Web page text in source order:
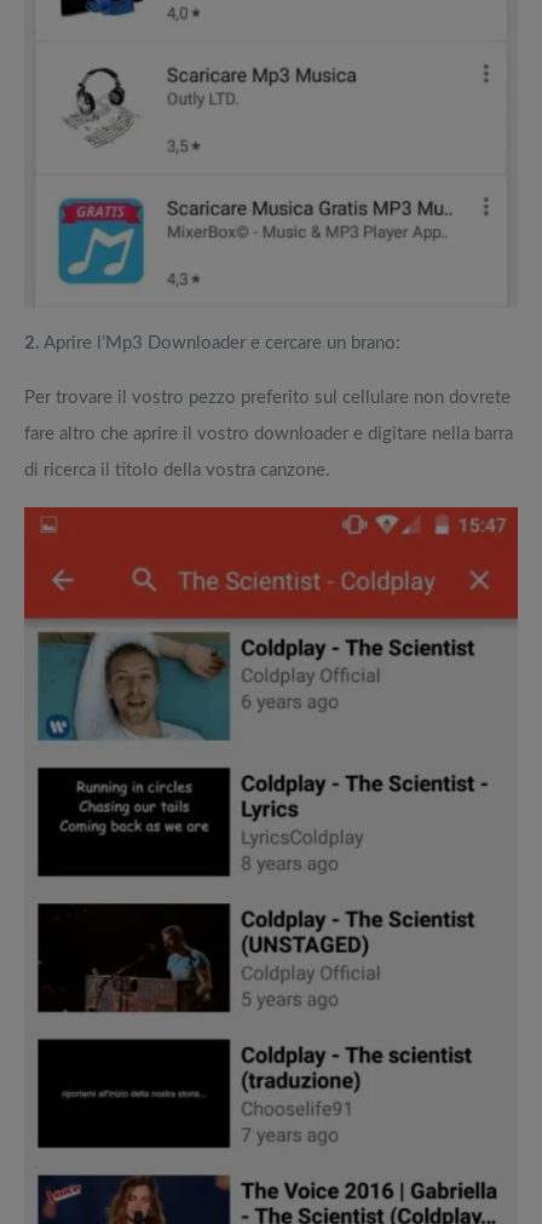
2. Aprire l’Mp3 Downloader e cercare un brano:
Per trovare il vostro pezzo preferito sul cellulare non dovrete
fare altro che aprire il vostro downloader e digitare nella barra
di ricerca il titolo della vostra canzone.